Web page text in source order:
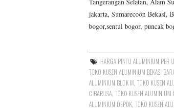
jakarta, Sumarecoon Bekasi,
bogor,sentul bogor, puncak
HARGA PINTU ALUMINIUM PER
TOKO KUSEN ALUMINIUM BEKASI
ALUMINIUM BLOK M, TOKO KUSEN
CIBARUSA, TOKO KUSEN ALUMINIUM
ALUMINIUM DEPOK, TOKO KUSEN